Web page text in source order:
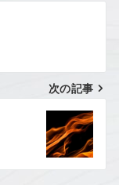
次の記事